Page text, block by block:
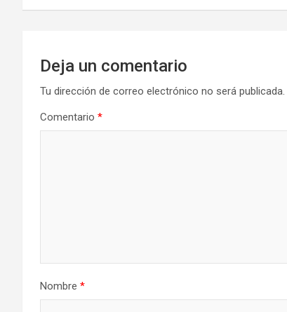
entradas
Deja un comentario
Tu dirección de correo electrónico no será publicada.
Comentario *
Nombre *